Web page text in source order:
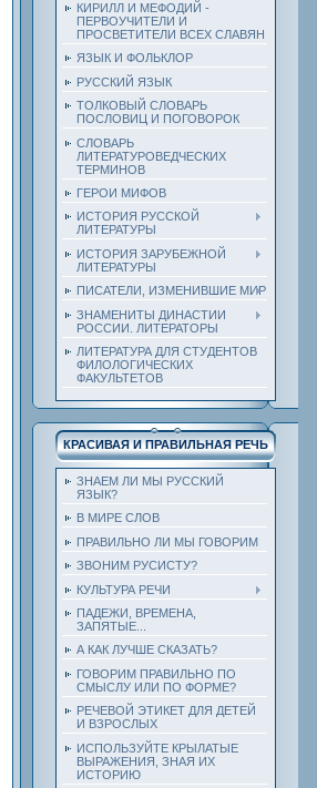
КИРИЛЛ И МЕФОДИЙ -
ПЕРВОУЧИТЕЛИ И
ПРОСВЕТИТЕЛИ ВСЕХ СЛАВЯН
ЯЗЫК И ФОЛЬКЛОР
РУССКИЙ ЯЗЫК
ТОЛКОВЫЙ СЛОВАРЬ
ПОСЛОВИЦ И ПОГОВОРОК
СЛОВАРЬ
ЛИТЕРАТУРОВЕДЧЕСКИХ
ТЕРМИНОВ
ГЕРОИ МИФОВ
ИСТОРИЯ РУССКОЙ
ЛИТЕРАТУРЫ
ИСТОРИЯ ЗАРУБЕЖНОЙ
ЛИТЕРАТУРЫ
ПИСАТЕЛИ, ИЗМЕНИВШИЕ МИР
ЗНАМЕНИТЫ ДИНАСТИИ
РОССИИ. ЛИТЕРАТОРЫ
ЛИТЕРАТУРА ДЛЯ СТУДЕНТОВ
ФИЛОЛОГИЧЕСКИХ
ФАКУЛЬТЕТОВ
КРАСИВАЯ И ПРАВИЛЬНАЯ РЕЧЬ
ЗНАЕМ ЛИ МЫ РУССКИЙ
ЯЗЫК?
В МИРЕ СЛОВ
ПРАВИЛЬНО ЛИ МЫ ГОВОРИМ
ЗВОНИМ РУСИСТУ?
КУЛЬТУРА РЕЧИ
ПАДЕЖИ, ВРЕМЕНА,
ЗАПЯТЫЕ...
А КАК ЛУЧШЕ СКАЗАТЬ?
ГОВОРИМ ПРАВИЛЬНО ПО
СМЫСЛУ ИЛИ ПО ФОРМЕ?
РЕЧЕВОЙ ЭТИКЕТ ДЛЯ ДЕТЕЙ
И ВЗРОСЛЫХ
ИСПОЛЬЗУЙТЕ КРЫЛАТЫЕ
ВЫРАЖЕНИЯ, ЗНАЯ ИХ
ИСТОРИЮ